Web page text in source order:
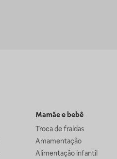
Mamãe e bebê
Troca de fraldas
Amamentação
Alimentação infantil